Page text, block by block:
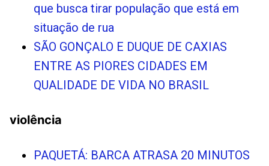
que busca tirar população que está em
situação de rua
SÃO GONÇALO E DUQUE DE CAXIAS
ENTRE AS PIORES CIDADES EM
QUALIDADE DE VIDA NO BRASIL
violência
PAQUETÁ: BARCA ATRASA 20 MINUTOS